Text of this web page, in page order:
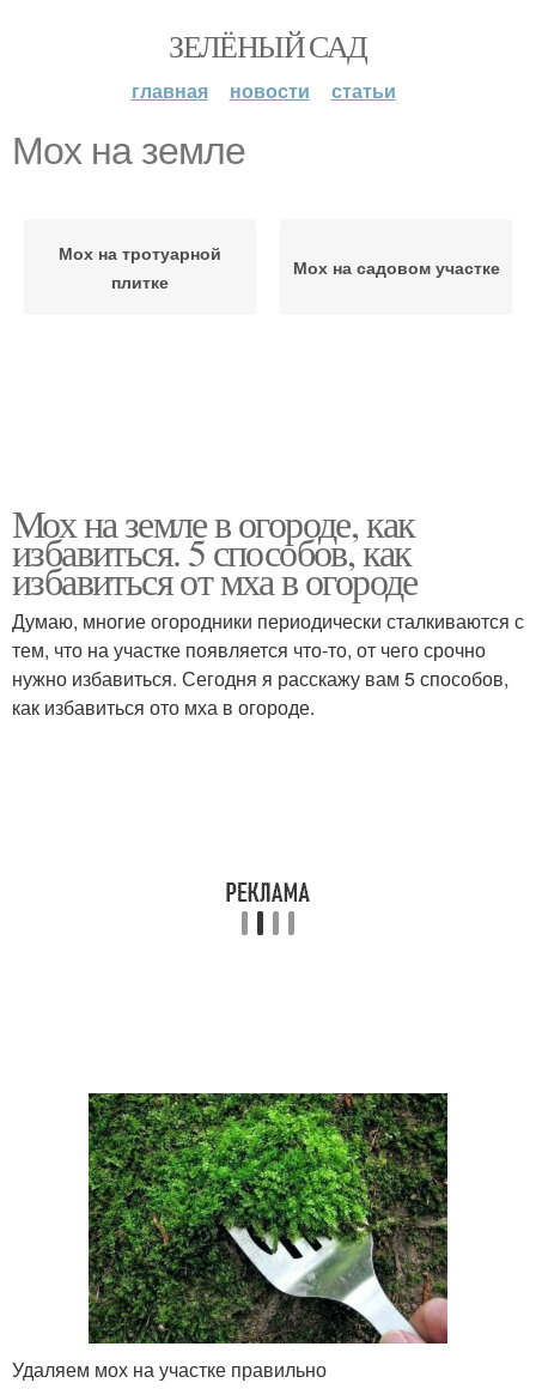
ЗЕЛЁНЫЙ САД
главная новости статьи
Мох на земле
Мох на тротуарной
плитке
Мох на садовом участке
Мох на земле в огороде, как
избавиться. 5 способов, как
избавиться от мха в огороде
Думаю, многие огородники периодически сталкиваются с
тем, что на участке появляется что-то, от чего срочно
нужно избавиться. Сегодня я расскажу вам 5 способов,
как избавиться ото мха в огороде.
Удаляем мох на участке правильно